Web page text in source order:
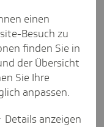
einen
Besuch zu
finden Sie in
der Übersicht
Sie Ihre
anpassen.
Details anzeigen